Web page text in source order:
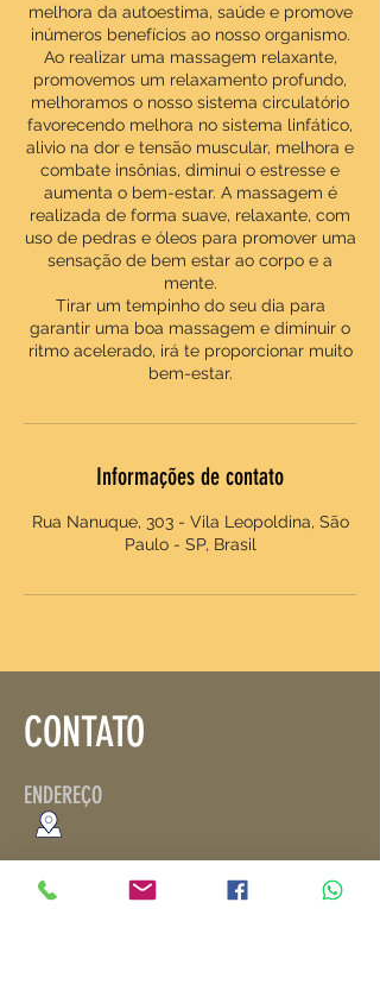
melhora da autoestima, saúde e promove
inúmeros benefícios ao nosso organismo.
Ao realizar uma massagem relaxante,
promovemos um relaxamento profundo,
melhoramos o nosso sistema circulatório
favorecendo melhora no sistema linfático,
alivio na dor e tensão muscular, melhora e
combate insônias, diminui o estresse e
aumenta o bem-estar. A massagem é
realizada de forma suave, relaxante, com
uso de pedras e óleos para promover uma
sensação de bem estar ao corpo e a
mente.
Tirar um tempinho do seu dia para
garantir uma boa massagem e diminuir o
ritmo acelerado, irá te proporcionar muito
Informações de contato
Rua Nanuque, 303 - Vila Leopoldina, São
Paulo - SP, Brasil
CONTATO
ENDEREÇO
Rua Schilling, 116
Vila